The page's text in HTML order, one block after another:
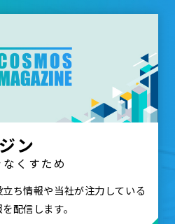
ン
くすため
ち情報や当社が注力している
配信します。